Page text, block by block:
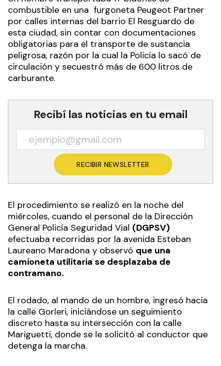
combustible en una furgoneta Peugeot Partner
por calles internas del barrio El Resguardo de
esta ciudad, sin contar con documentaciones
obligatorias para el transporte de sustancia
peligrosa, razón por la cual la Policía lo sacó de
circulación y secuestró más de 600 litros de
carburante.
Recibí las noticias en tu email
RECIBIR NEWSLETTER
El procedimiento se realizó en la noche del
miércoles, cuando el personal de la Dirección
General Policía Seguridad Vial (DGPSV)
efectuaba recorridas por la avenida Esteban
Laureano Maradona y observó que una
camioneta utilitaria se desplazaba de
contramano.
El rodado, al mando de un hombre, ingresó hacia
la calle Gorleri, iniciándose un seguimiento
discreto hasta su intersección con la calle
Mariguetti, donde se le solicitó al conductor que
detenga la marcha.